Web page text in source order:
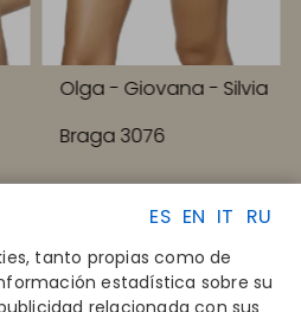
Olga - Giovana - Silvia
Braga 3076
ES EN IT RU
tanto propias como de
estadística sobre su
relacionada con sus